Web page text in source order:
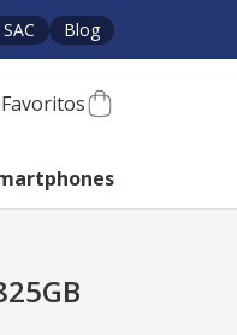
Blog
Favoritos